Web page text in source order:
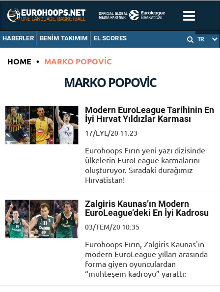
HABERLER BENIM TAKIMIM EL SCORES TR
HOME • MARKO POPOVIC
MARKO POPOVIC
Modern EuroLeague Tarihinin En
İyi Hırvat Yıldızlar Karması
17/EYL/20 11:23
Eurohoops Fırın yeni yazı dizisinde
ülkelerin EuroLeague karmalarını
oluşturuyor. Sıradaki durağımız
Hırvatistan!
Zalgiris Kaunas’ın Modern
EuroLeague’deki En İyi Kadrosu
03/TEM/20 10:35
Eurohoops Fırın, Zalgiris Kaunas'ın
modern EuroLeague yılları arasında
forma giyen oyunculardan
“muhteşem kadroyu” yarattı: